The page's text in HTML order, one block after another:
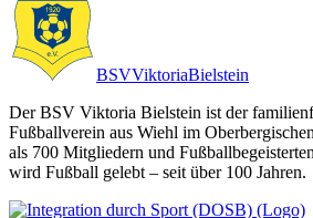
BSVViktoriaBielstein
Der BSV Viktoria Bielstein ist der
Fußballverein aus Wiehl im
als 700 Mitgliedern und
wird Fußball gelebt – seit über 100 Jahren.